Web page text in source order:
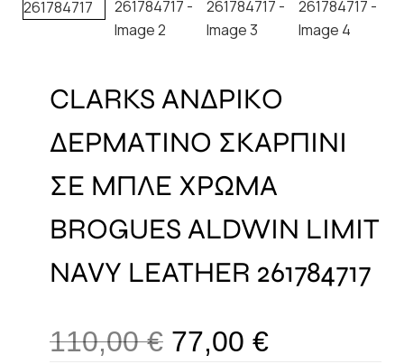
CLARKS ΑΝΔΡΙΚΟ
ΔΕΡΜΑΤΙΝΟ ΣΚΑΡΠΙΝΙ
ΣΕ ΜΠΛΕ ΧΡΩΜΑ
BROGUES ALDWIN LIMIT
NAVY LEATHER 261784717
110,00€ 77,00 €